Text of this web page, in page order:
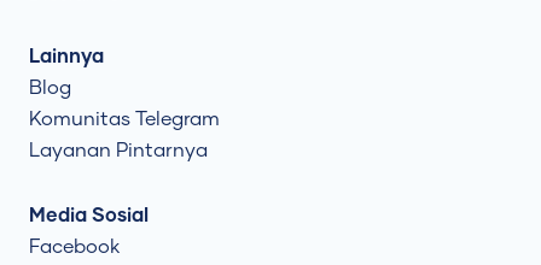
Lainnya
Blog
Komunitas Telegram
Layanan Pintarnya
Media Sosial
Facebook